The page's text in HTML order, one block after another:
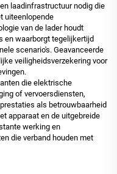
laadinfrastructuur nodig die
uiteenlopende
van de lader houdt
en waarborgt tegelijkertijd
scenario's. Geavanceerde
veiligheidsverzekering voor
die elektrische
of vervoersdiensten,
als betrouwbaarheid
apparaat en de uitgebreide
werking en
die verband houden met